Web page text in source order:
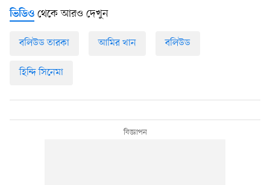
ভিডিও থেকে আরও দেখুন
বলিউড তারকা আমির খান বলিউড
হিন্দি সিনেমা